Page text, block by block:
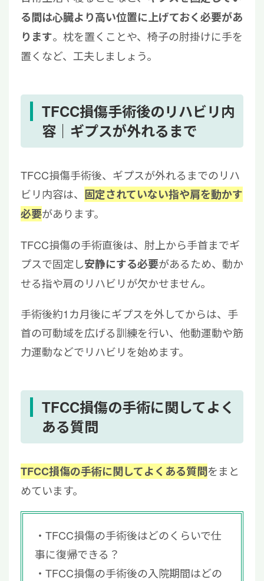
る間は心臓より高い位置に上げておく必要があ
ります。枕を置くことや、椅子の肘掛けに手を
置くなど、工夫しましょう。
TFCC損傷手術後のリハビリ内
容｜ギプスが外れるまで
TFCC損傷手術後、ギプスが外れるまでのリハ
ビリ内容は、 固定されていない指や肩を動かす
必要があります。
TFCC損傷の手術直後は、肘上から手首までギ
プスで固定し安静にする必要があるため、動か
せる指や肩のリハビリが欠かせません。
手術後約1カ月後にギプスを外してからは、手
首の可動域を広げる訓練を行い、他動運動や筋
力運動などでリハビリを始めます。
TFCC損傷の手術に関してよく
ある質問
TFCC損傷の手術に関してよくある質問をまと
めています。
TFCC損傷の手術後はどのくらいで仕
事に復帰できる？
TFCC損傷の手術後の入院期間はどの